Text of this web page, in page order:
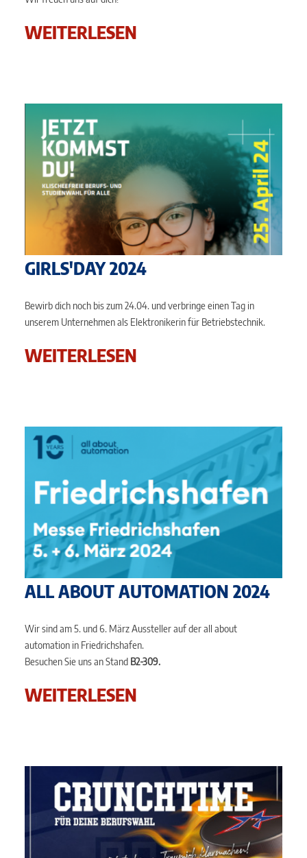
WEITERLESEN
GIRLS'DAY 2024
Bewirb dich noch bis zum 24.04. und verbringe einen Tag in
unserem Unternehmen als Elektronikerin für Betriebstechnik.
WEITERLESEN
ALL ABOUT AUTOMATION 2024
Wir sind am 5. und 6. März Aussteller auf der all about
automation in Friedrichshafen.
Besuchen Sie uns an Stand B2-309.
WEITERLESEN